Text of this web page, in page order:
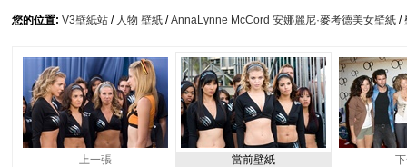
您的位置: V3壁紙站 / 人物 壁紙 /AnnaLynne McCord 安娜麗尼·麥考德美女壁紙 /
上一張 當前壁紙